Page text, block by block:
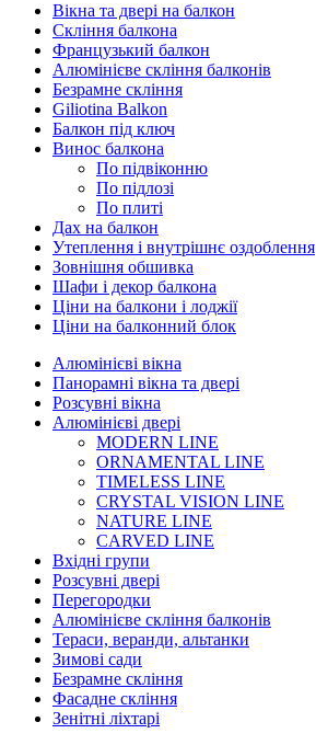
Вікна та двері на балкон
Скління балкона
Французький балкон
Алюмінієве скління балконів
Безрамне скління
Giliotina Balkon
Балкон під ключ
Винос балкона
По підвіконню
По підлозі
По плиті
Дах на балкон
Утеплення і внутрішнє оздоблення
Зовнішня обшивка
Шафи і декор балкона
Ціни на балкони і лоджії
Ціни на балконний блок
Алюмінієві вікна
Панорамні вікна та двері
Розсувні вікна
Алюмінієві двері
MODERN LINE
ORNAMENTAL LINE
TIMELESS LINE
CRYSTAL VISION LINE
NATURE LINE
CARVED LINE
Вхідні групи
Розсувні двері
Перегородки
Алюмінієве скління балконів
Тераси, веранди, альтанки
Зимові сади
Безрамне скління
Фасадне скління
Зенітні ліхтарі